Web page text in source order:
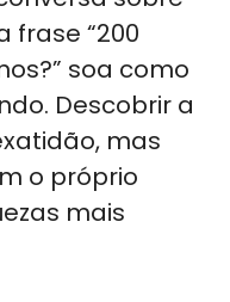
frase “200
soa como
Descobrir a
mas
o próprio
mais